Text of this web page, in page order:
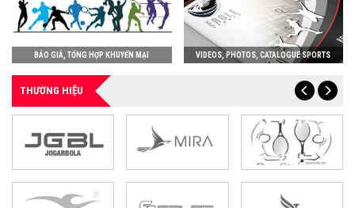
BÁO GIÁ, TỔNG HỢP KHUYẾN MẠI VIDEOS, PHOTOS, CATALOGUE SPORTS
THƯƠNG HIỆU